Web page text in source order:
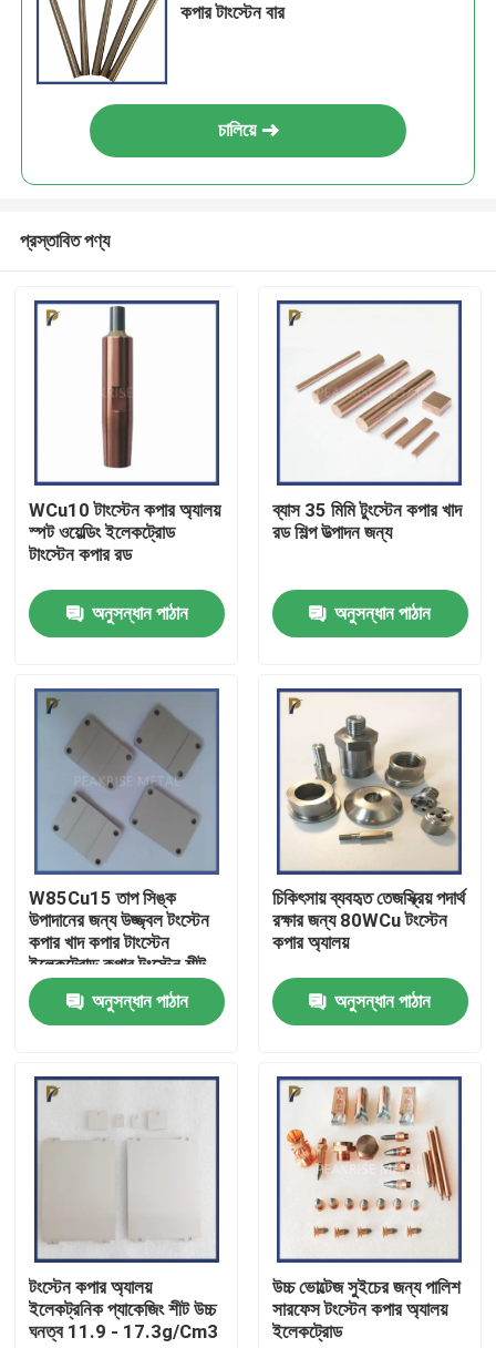
বাড়ি
ভিডিও
ভিআর শো
আমাদের সম্পর্কে
উদ্ধৃতির জন্য আবেদন
মলিবডেনাম টংস্টেন খাদ
কপার টাংস্টেন বার
চালিয়ে
প্রস্তাবিত পণ্য
WCu10 টাংস্টেন কপার অ্যালয়
স্পট ওয়েল্ডিং ইলেকট্রোড
টাংস্টেন কপার রড
অনুসন্ধান পাঠান
ব্যাস 35 মিমি টুংস্টেন কপার খাদ
রড শিল্প উত্পাদন জন্য
অনুসন্ধান পাঠান
W85Cu15 তাপ সিঙ্ক
উপাদানের জন্য উজ্জ্বল টংস্টেন
কপার খাদ কপার টাংস্টেন
ইলেকট্রোড কপার টুংস্টেন শীট
উপাদান
অনুসন্ধান পাঠান
চিকিৎসায় ব্যবহৃত তেজস্ক্রিয় পদার্থ
রক্ষার জন্য 80WCu টংস্টেন
কপার অ্যালয়
অনুসন্ধান পাঠান
টংস্টেন কপার অ্যালয়
ইলেকট্রনিক প্যাকেজিং শীট উচ্চ
ঘনত্ব 11.9 - 17.3g/Cm3
উচ্চ ভোল্টেজ সুইচের জন্য পালিশ
সারফেস টংস্টেন কপার অ্যালয়
ইলেকট্রোড